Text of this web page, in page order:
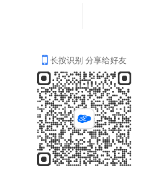
长按识别 分享给好友